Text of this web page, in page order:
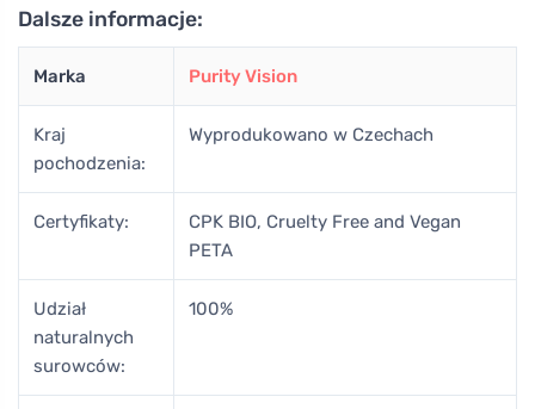
Dalsze informacje:
Marka Purity Vision
Kraj
pochodzenia:
Wyprodukowano w Czechach
Certyfikaty:
CPK BIO, Cruelty Free and Vegan
PETA
Udział
naturalnych
surowców:
100%